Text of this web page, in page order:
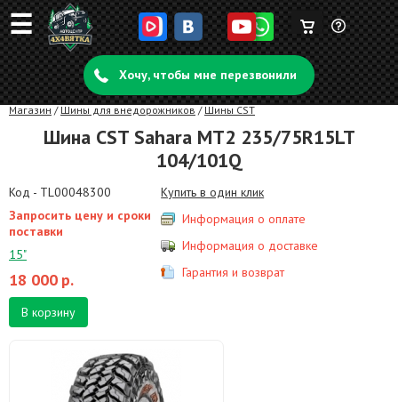
☰ Задать
вопрос
Корзина
пуста
Хочу, чтобы мне перезвонили
Магазин / Шины для внедорожников / Шины CST
Шина CST Sahara MT2 235/75R15LT
104/101Q
Код - TL00048300
Запросить цену и сроки
поставки
15"
18 000 р.
В корзину
Купить в один клик
Информация о оплате
Информация о доставке
Гарантия и возврат